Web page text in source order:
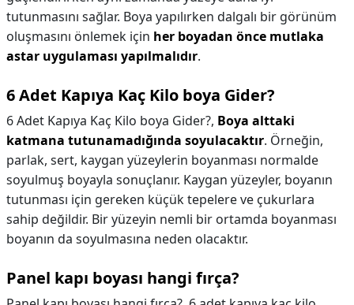
tutunmasını sağlar. Boya yapılırken dalgalı bir görünüm
oluşmasını önlemek için her boyadan önce mutlaka
astar uygulaması yapılmalıdır.
6 Adet Kapıya Kaç Kilo boya Gider?
6 Adet Kapıya Kaç Kilo boya Gider?, Boya alttaki
katmana tutunamadığında soyulacaktır. Örneğin,
parlak, sert, kaygan yüzeylerin boyanması normalde
soyulmuş boyayla sonuçlanır. Kaygan yüzeyler, boyanın
tutunması için gereken küçük tepelere ve çukurlara
sahip değildir. Bir yüzeyin nemli bir ortamda boyanması
boyanın da soyulmasına neden olacaktır.
Panel kapı boyası hangi fırça?